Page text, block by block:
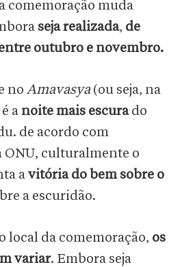
comemoração muda
seja realizada, de
outubro e novembro.
no Amavasya (ou seja, na
a noite mais escurado
de acordo com
ONU, culturalmente o
avitória do bem sobre o
a escuridão.
local da comemoração, os
variar. Embora seja